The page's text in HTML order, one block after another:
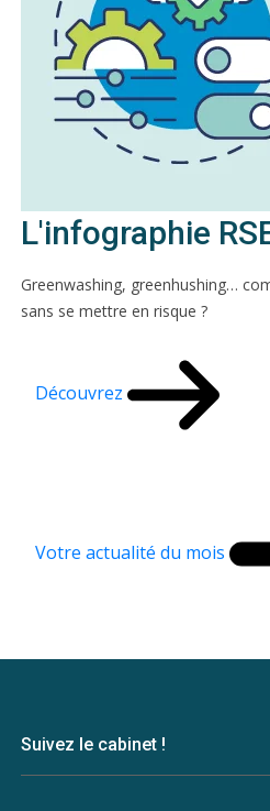
L'infographie
Greenwashing, greenhushing…
sans se mettre en risque ?
Découvrez
Votre actualité du mois
Suivez le cabinet !